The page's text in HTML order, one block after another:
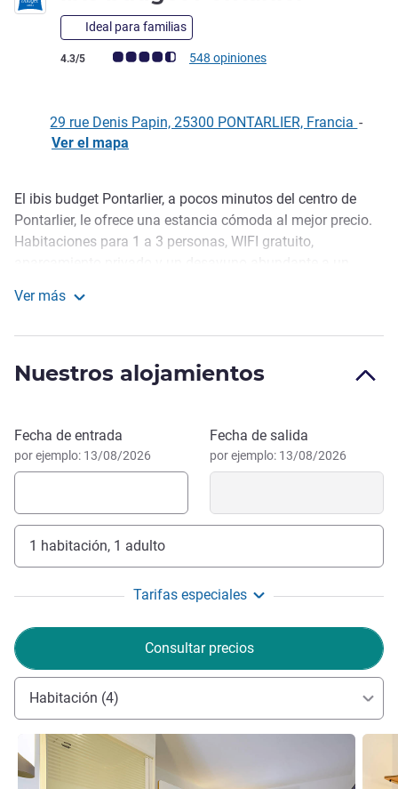
Ideal para familias
Nota de clientes de Avis (Clasificación de ALL)
4.3/5 548 opiniones
29 rue Denis Papin, 25300 PONTARLIER, Francia -
Ver el mapa
Descripción
El ibis budget Pontarlier, a pocos minutos del centro de
Pontarlier, le ofrece una estancia cómoda al mejor precio.
Habitaciones para 1 a 3 personas, WIFI gratuito,
familia o en un viaje de negocios. También puede
Pontarlier, una ciudad emblemática del Haut-Doubs, es
Joux y sus destilerías de absenta.
Ver más
Nuestros alojamientos
Reservar este hotel
Fecha de entrada
por ejemplo: 13/08/2026
Fecha de salida
por ejemplo: 13/08/2026
1 habitación, 1 adulto
Tarifas especiales
Consultar precios
Habitación (4)
Más información Más